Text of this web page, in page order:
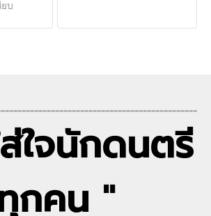
ยบ
ส่ใจนักดนตรี
กคน "